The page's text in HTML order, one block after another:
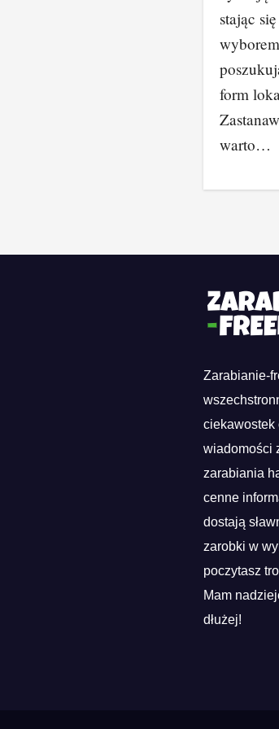
stając
form
warto…
Zarabianie-
ciekawostek
wiadomości
zarabiania
cenne
dostają
zarobki w
poczytasz
Mam
dłużej!